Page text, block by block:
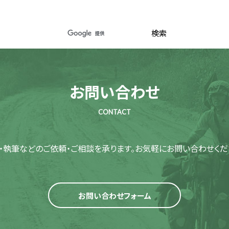
お問い合わせ
CONTACT
執筆などのご依頼・ご相談を承ります。お気軽にお問い合わせくだ
お問い合わせフォーム